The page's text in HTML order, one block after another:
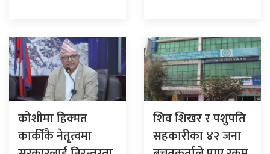
कोशीमा हिक्मत
कार्कीकै नेतृत्वमा
शिव शिखर र पशुपति
सहकारीका ४२ जना